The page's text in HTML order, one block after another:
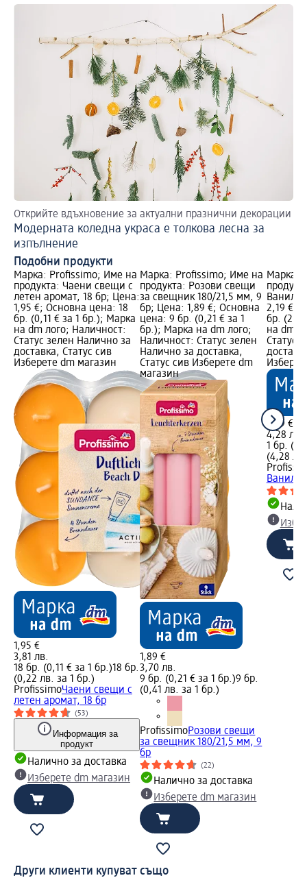
Открийте вдъхновение за актуални празнични декорации
Модерната коледна украса е толкова лесна за
изпълнение
Подобни продукти
Марка: Profissimo; Име на
продукта: Чаени свещи с
летен аромат, 18 бр; Цена:
1,95 €; Основна цена: 18
бр. (0,11 € за 1 бр.); Марка
на dm лого; Наличност:
Статус зелен Налично за
доставка, Статус сив
Изберете dm магазин
1,95 €
3,81 лв.
18 бр. (0,11 € за 1 бр.)18 бр.
(0,22 лв. за 1 бр.)
ProfissimoЧаени свещи с
летен аромат, 18 бр
(53)
Информация за
продукт
Налично за доставка
Изберете dm магазин
Марка: Profissimo; Име на
продукта: Розови свещи
за свещник 180/21,5 мм, 9
бр; Цена: 1,89 €; Основна
цена: 9 бр. (0,21 € за 1
бр.); Марка на dm лого;
Наличност: Статус зелен
Налично за доставка,
Статус сив Изберете dm
магазин
1,89 €
3,70 лв.
9 бр. (0,21 € за 1 бр.)9 бр.
(0,41 лв. за 1 бр.)
ProfissimoРозови свещи
за свещник 180/21,5 мм, 9
бр
(22)
Налично за доставка
Изберете dm магазин
Марка:
2,19 €;
бр.
на dm
Статус
2,19 €
4,28 лв.
1 бр.
(4,28
Други клиенти купуват също